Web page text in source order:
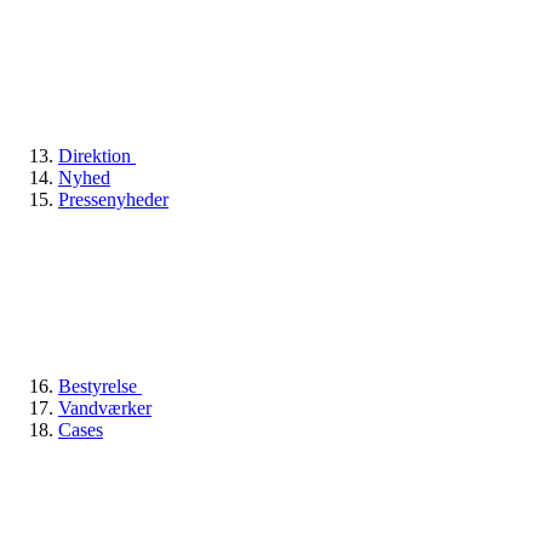
Direktion
Nyhed
Pressenyheder
Bestyrelse
Vandværker
Cases